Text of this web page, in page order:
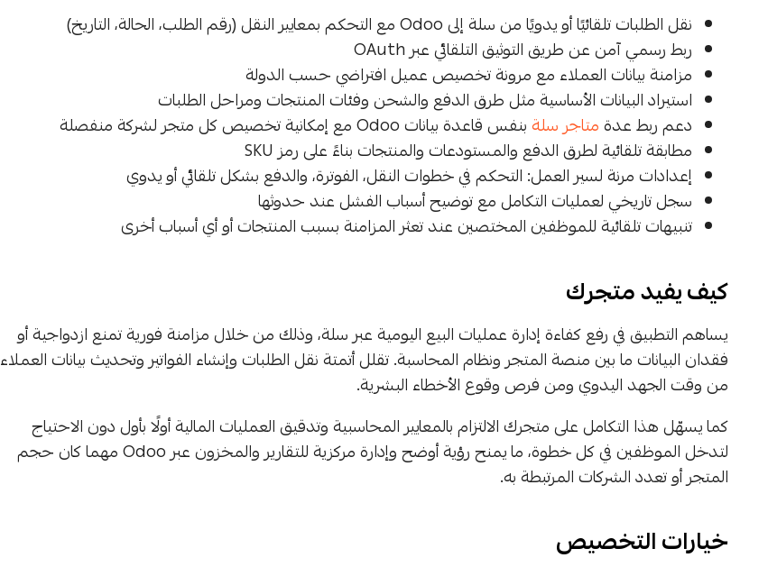
نقل الطلبات تلقائيًا أو يدويًا من سلة إلى Odoo مع التحكم بمعايير النقل (رقم الطلب، الحالة، التاريخ)
ربط رسمي آمن عن طريق التوثيق التلقائي عبر OAuth
مزامنة بيانات العملاء مع مرونة تخصيص عميل افتراضي حسب الدولة
استيراد البيانات الأساسية مثل طرق الدفع والشحن وفئات المنتجات ومراحل الطلبات
دعم ربط عدةمتاجر سلةبنفس قاعدة بيانات Odoo مع إمكانية تخصيص كل متجر لشركة منفصلة
مطابقة تلقائية لطرق الدفع والمستودعات والمنتجات بناءً على رمز SKU
إعدادات مرنة لسير العمل: التحكم في خطوات النقل، الفوترة، والدفع بشكل تلقائي أو يدوي
سجل تاريخي لعمليات التكامل مع توضيح أسباب الفشل عند حدوثها
تنبيهات تلقائية للموظفين المختصين عند تعثر المزامنة بسبب المنتجات أو أي أسباب أخرى
كيف يفيد متجرك
يساهم التطبيق في رفع كفاءة إدارة عمليات البيع اليومية عبر سلة، وذلك من خلال مزامنة فورية تمنع ازدواجية أو
فقدان البيانات ما بين منصة المتجر ونظام المحاسبة. تقلل أتمتة نقل الطلبات وإنشاء الفواتير وتحديث بيانات العملاء
من وقت الجهد اليدوي ومن فرص وقوع الأخطاء البشرية.
كما يسهّل هذا التكامل على متجرك الالتزام بالمعايير المحاسبية وتدقيق العمليات المالية أولًا بأول دون الاحتياج
لتدخل الموظفين في كل خطوة، ما يمنح رؤية أوضح وإدارة مركزية للتقارير والمخزون عبر Odoo مهما كان حجم
المتجر أو تعدد الشركات المرتبطة به.
خيارات التخصيص